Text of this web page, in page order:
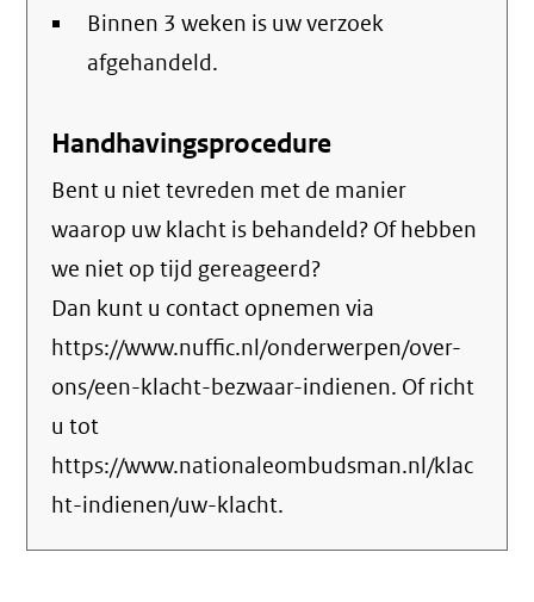
Binnen 3 weken is uw verzoek
afgehandeld.
Handhavingsprocedure
Bent u niet tevreden met de manier
waarop uw klacht is behandeld? Of hebben
we niet op tijd gereageerd?
Dan kunt u contact opnemen via
https://www.nuffic.nl/onderwerpen/over-
ons/een-klacht-bezwaar-indienen. Of richt
u tot
https://www.nationaleombudsman.nl/klac
ht-indienen/uw-klacht.